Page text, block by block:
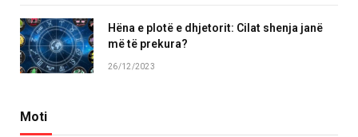
Hëna e plotë e dhjetorit: Cilat shenja janë
më të prekura?
26/12/2023
Moti